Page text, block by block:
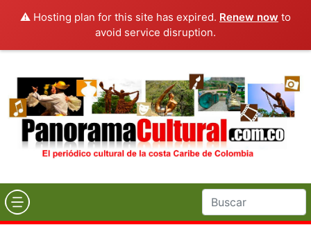
⚠️ Hosting plan for this site has expired. Renew now to
avoid service disruption.